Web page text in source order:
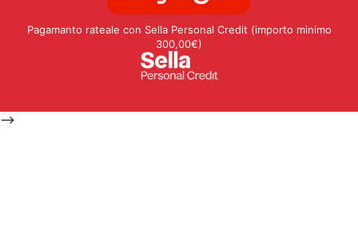
Pagamanto rateale con Sella Personal Credit (importo minimo
300,00€)
-->